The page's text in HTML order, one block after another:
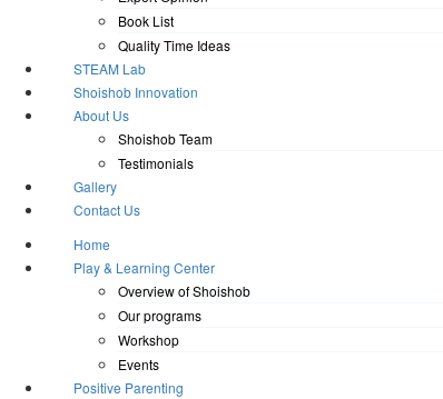
Book List
Quality Time Ideas
STEAM Lab
Shoishob Innovation
About Us
Shoishob Team
Testimonials
Gallery
Contact Us
Home
Play & Learning Center
Overview of Shoishob
Our programs
Workshop
Events
Positive Parenting